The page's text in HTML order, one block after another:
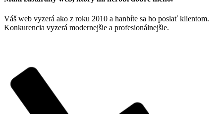
Váš web vyzerá ako z roku 2010 a hanbíte sa ho poslať klientom.
Konkurencia vyzerá modernejšie a profesionálnejšie.